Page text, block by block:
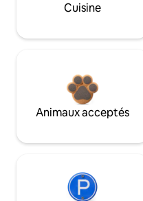
Cuisine
Animaux acceptés